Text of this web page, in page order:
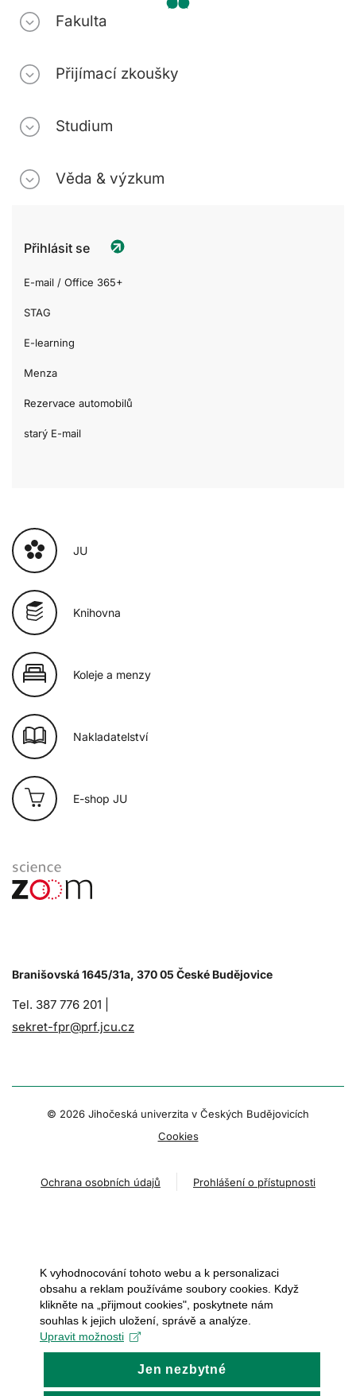
Fakulta
Přijímací zkoušky
Studium
Věda & výzkum
Přihlásit se
E-mail / Office 365+
STAG
E-learning
Menza
Rezervace automobilů
starý E-mail
JU
Knihovna
Koleje a menzy
Nakladatelství
E-shop JU
Branišovská 1645/31a, 370 05 České Budějovice
Tel. 387 776 201 |
sekret-fpr@prf.jcu.cz
© 2026 Jihočeská univerzita v Českých Budějovicích
Cookies
Ochrana osobních údajů Prohlášení o přístupnosti
K vyhodnocování tohoto webu a k personalizaci
obsahu a reklam používáme soubory cookies. Když
klikněte na „přijmout cookies", poskytnete nám
souhlas k jejich uložení, správě a analýze.
Upravit možnosti
Jen nezbytné